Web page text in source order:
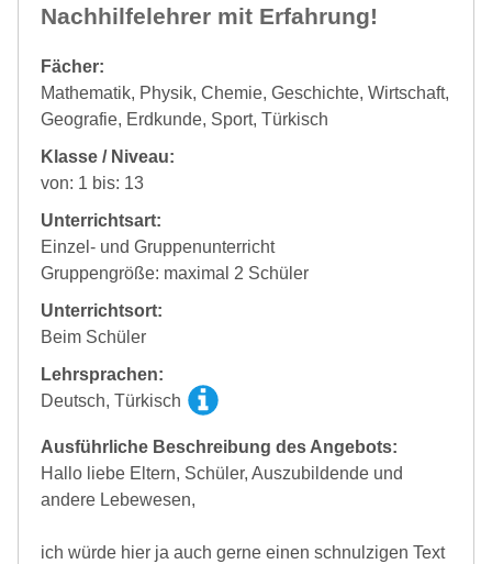
Nachhilfelehrer mit Erfahrung!
Fächer:
Mathematik, Physik, Chemie, Geschichte, Wirtschaft,
Geografie, Erdkunde, Sport, Türkisch
Klasse / Niveau:
von: 1 bis: 13
Unterrichtsart:
Einzel- und Gruppenunterricht
Gruppengröße: maximal 2 Schüler
Unterrichtsort:
Beim Schüler
Lehrsprachen:
Deutsch, Türkisch
Ausführliche Beschreibung des Angebots:
Hallo liebe Eltern, Schüler, Auszubildende und
andere Lebewesen,
ich würde hier ja auch gerne einen schnulzigen Text